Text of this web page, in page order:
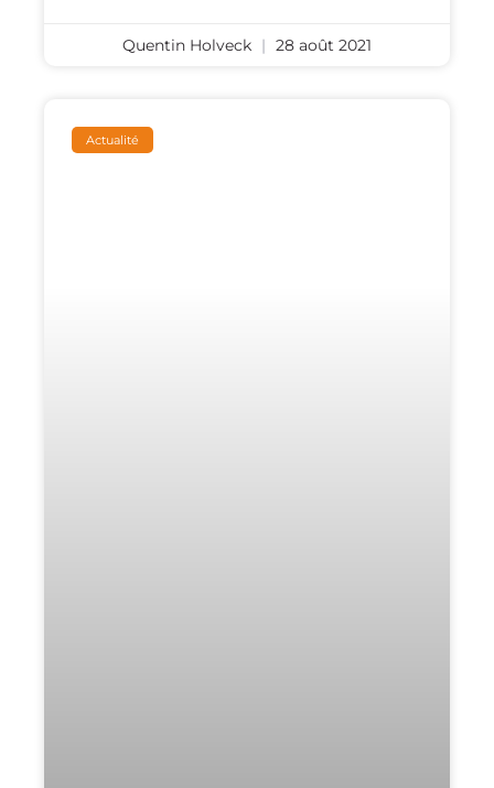
Quentin Holveck 28 août 2021
Actualité